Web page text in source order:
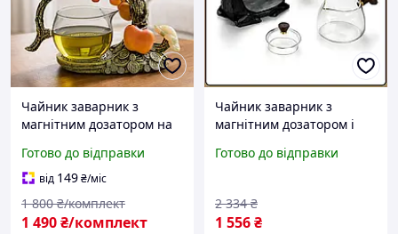
Чайник заварник з
магнітним дозатором на
Бронзовий / Заварник
для чаю / Заварювальний
чайник
Готово до відправки
від 149₴/міс
1 490₴/комплект
1 800 ₴/комплект
Чайник заварник з
магнітним дозатором і
сталі для заварювання
Готово до відправки
1 556₴
2 334 ₴